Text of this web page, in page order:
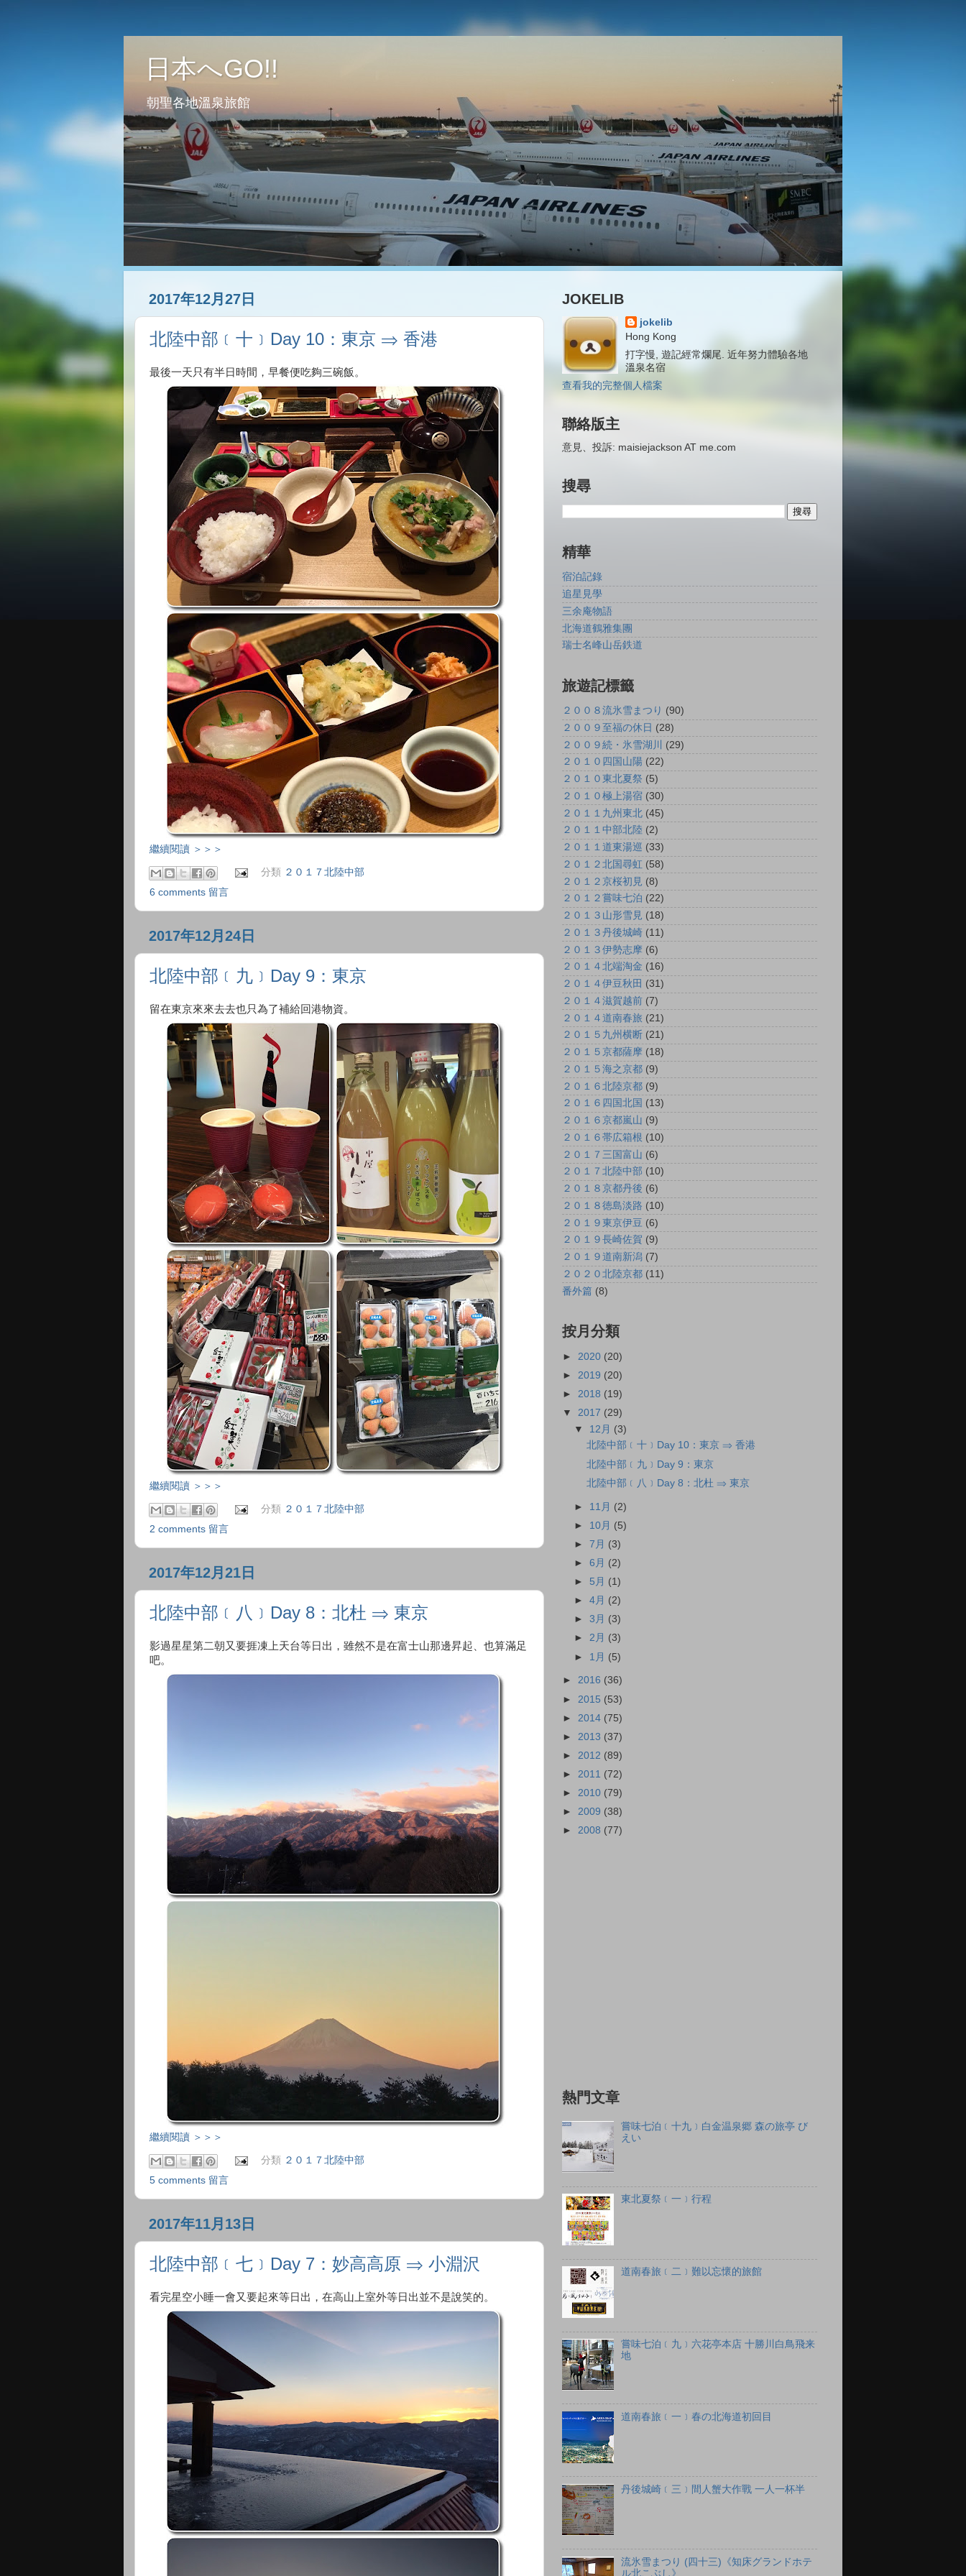
日本へGO!!
朝聖各地溫泉旅館
2017年12月27日
北陸中部﹝十﹞Day 10：東京 ⇒ 香港
最後一天只有半日時間，早餐便吃夠三碗飯。
繼續閱讀 ＞＞＞
分類 ２０１７北陸中部
6 comments 留言
2017年12月24日
北陸中部﹝九﹞Day 9：東京
留在東京來來去去也只為了補給回港物資。
繼續閱讀 ＞＞＞
分類 ２０１７北陸中部
2 comments 留言
2017年12月21日
北陸中部﹝八﹞Day 8：北杜 ⇒ 東京
影過星星第二朝又要捱凍上天台等日出，雖然不是在富士山那邊昇起、也算滿足
吧。
繼續閱讀 ＞＞＞
分類 ２０１７北陸中部
5 comments 留言
2017年11月13日
北陸中部﹝七﹞Day 7：妙高高原 ⇒ 小淵沢
看完星空小睡一會又要起來等日出，在高山上室外等日出並不是說笑的。
JOKELIB
jokelib
Hong Kong
打字慢, 遊記經常爛尾. 近年努力體驗各地
溫泉名宿
查看我的完整個人檔案
聯絡版主
意見、投訴: maisiejackson AT me.com
搜尋
精華
宿泊記錄
追星見學
三余庵物語
北海道鶴雅集團
瑞士名峰山岳鉄道
旅遊記標籤
２００８流氷雪まつり (90)
２００９至福の休日 (28)
２００９続・氷雪湖川
(29)
２０１０四国山陽 (22)
２０１０東北夏祭 (5)
２０１０極上湯宿 (30)
２０１１九州東北 (45)
２０１１中部北陸 (2)
２０１１道東湯巡 (33)
２０１２北国尋虹 (58)
２０１２京桜初見 (8)
２０１２嘗味七泊 (22)
２０１３山形雪見 (18)
２０１３丹後城崎 (11)
２０１３伊勢志摩 (6)
２０１４北端淘金 (16)
２０１４伊豆秋田 (31)
２０１４滋賀越前 (7)
２０１４道南春旅 (21)
２０１５九州横断 (21)
２０１５京都薩摩 (18)
２０１５海之京都 (9)
２０１６北陸京都 (9)
２０１６四国北国 (13)
２０１６京都嵐山 (9)
２０１６帯広箱根 (10)
２０１７三国富山 (6)
２０１７北陸中部 (10)
２０１８京都丹後 (6)
２０１８徳島淡路 (10)
２０１９東京伊豆 (6)
２０１９長崎佐賀 (9)
２０１９道南新潟 (7)
２０２０北陸京都 (11)
番外篇 (8)
按月分類
► 2020 (20)
► 2019 (20)
► 2018 (19)
▼ 2017 (29)
▼ 12月 (3)
北陸中部﹝十﹞Day 10：東京 ⇒ 香港
北陸中部﹝九﹞Day 9：東京
北陸中部﹝八﹞Day 8：北杜 ⇒ 東京
► 11月 (2)
► 10月 (5)
►7月 (3)
►6月 (2)
► 5月 (1)
►4月 (2)
►3月 (3)
►2月 (3)
► 1月 (5)
► 2016 (36)
► 2015 (53)
► 2014 (75)
► 2013 (37)
► 2012 (89)
► 2011 (72)
► 2010 (79)
► 2009 (38)
► 2008 (77)
熱門文章
嘗味七泊﹝十九﹞白金温泉郷 森の旅亭 び
えい
東北夏祭﹝一﹞行程
道南春旅﹝二﹞難以忘懷的旅館
嘗味七泊﹝九﹞六花亭本店 十勝川白鳥飛来
地
道南春旅﹝一﹞春の北海道初回目
丹後城崎﹝三﹞間人蟹大作戰 一人一杯半
流氷雪まつり (四十三)《知床グランドホテ
ル北こぶし》